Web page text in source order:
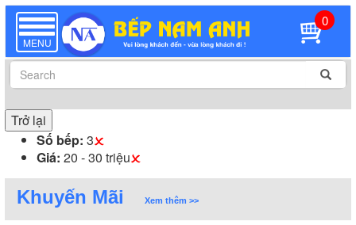
TOGGLE
NAVIGATION
MENU
0
Trở lại
Số bếp: 3
Giá: 20 - 30 triệu
Khuyến Mãi Xem thêm >>